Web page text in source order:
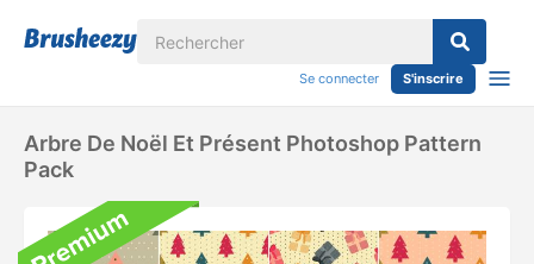
Se connecter S'inscrire
Arbre De Noël Et Présent Photoshop Pattern
Pack